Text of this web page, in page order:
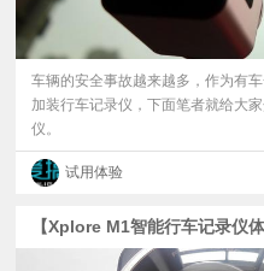
车辆的安全事故越来越多，作为有
加装行车记录仪，下面笔者就给大
仪。
试用体验